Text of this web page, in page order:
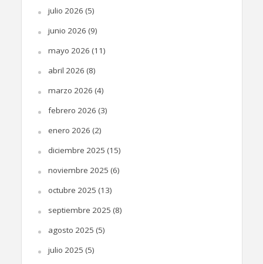
julio 2026 (5)
junio 2026 (9)
mayo 2026 (11)
abril 2026 (8)
marzo 2026 (4)
febrero 2026 (3)
enero 2026 (2)
diciembre 2025 (15)
noviembre 2025 (6)
octubre 2025 (13)
septiembre 2025 (8)
agosto 2025 (5)
julio 2025 (5)